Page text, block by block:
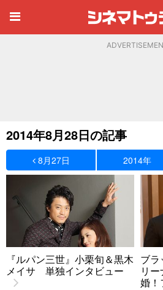
2014年8月28日の記事
8月27日 2014年
『ルパン三世』小栗旬＆黒木
メイサ 単独インタビュー
ブラ
リ
婚！